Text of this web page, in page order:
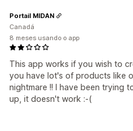
This app works if you wish to
you have lot's of products like
nightmare !! I have been trying
up, it doesn't work :-(
Portail MIDAN
Canadá
8 meses usando o app